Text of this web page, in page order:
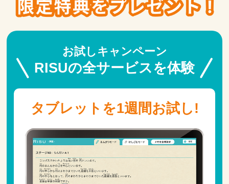
お試しキャンペーン
RISUの全サービスを体験
タブレットを1週間お試し!